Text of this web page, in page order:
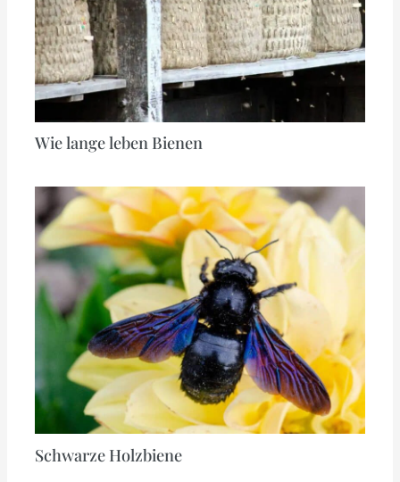
Wie lange leben Bienen
Schwarze Holzbiene